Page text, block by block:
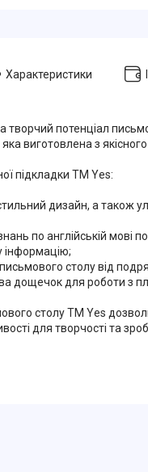
Характеристики
творчий потенціал
яка виготовлена з
підкладки ТМ Yes:
дизайн, а також
по англійській
інформацію;
столу від
дощечок для роботи з
столу ТМ Yes
для творчості та